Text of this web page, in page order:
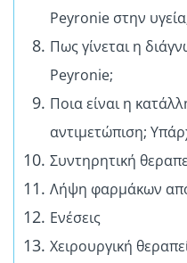
Peyronie στην
Πως γίνεται η
Peyronie;
Ποια είναι η
αντιμετώπιση;
Συντηρητική
Λήψη φαρμάκων
Ενέσεις
Χειρουργική